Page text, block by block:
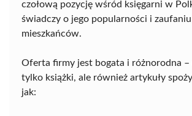
czołową pozycję wśród księgarni w
świadczy o jego popularności i zaufaniu
mieszkańców.
Oferta firmy jest bogata i różnorodna –
tylko książki, ale również artykuły
jak: